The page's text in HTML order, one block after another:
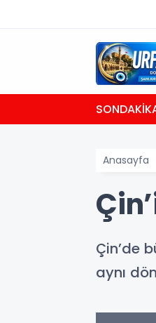
Anasayfa
Çin’de
aynı